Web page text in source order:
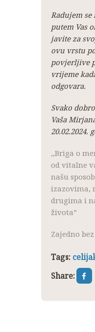
Radujem
putem Vas
javite za
ovu vrstu
povjerljive
vrijeme
odgovara.
Svako
Vaša
20.02.2024.
,,Briga o
od vitalne
našu
izazovima,
drugima i
života”
Zajedno
Tags:
Share: